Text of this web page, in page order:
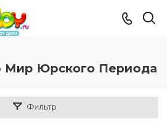
Мир Юрского Периода
Фильтр